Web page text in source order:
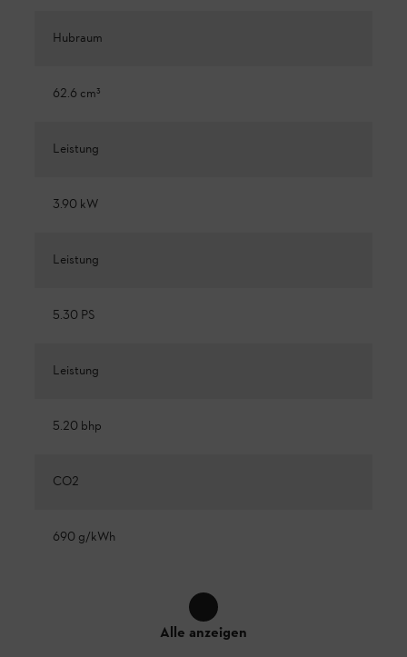
Hubraum
62.6 cm³
Leistung
3.90 kW
Leistung
5.30 PS
Leistung
5.20 bhp
CO2
690 g/kWh
Alle anzeigen